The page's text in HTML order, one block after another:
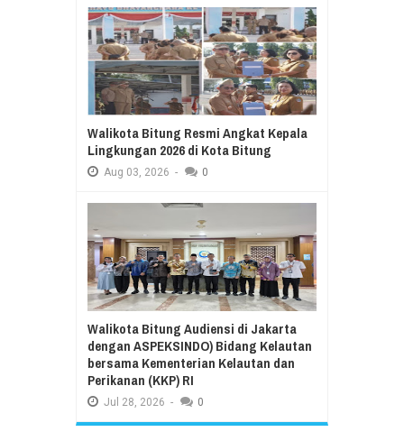
Walikota Bitung Resmi Angkat Kepala
Lingkungan 2026 di Kota Bitung
Aug 03, 2026 - 0
Walikota Bitung Audiensi di Jakarta
dengan ASPEKSINDO) Bidang Kelautan
bersama Kementerian Kelautan dan
Perikanan (KKP) RI
Jul 28, 2026 - 0